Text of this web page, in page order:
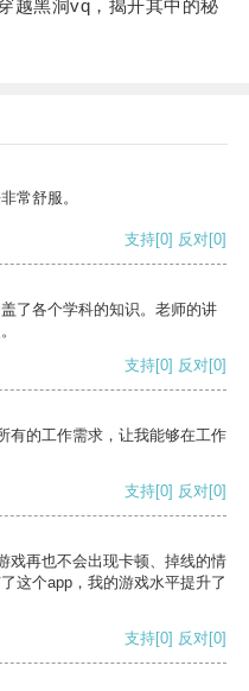
黑洞vq，揭开其中的秘
常舒服。
支持[0] 反对[0]
了各个学科的知识。老师的讲
支持[0] 反对[0]
有的工作需求，让我能够在工作
支持[0] 反对[0]
戏再也不会出现卡顿、掉线的情
这个app，我的游戏水平提升了
支持[0] 反对[0]